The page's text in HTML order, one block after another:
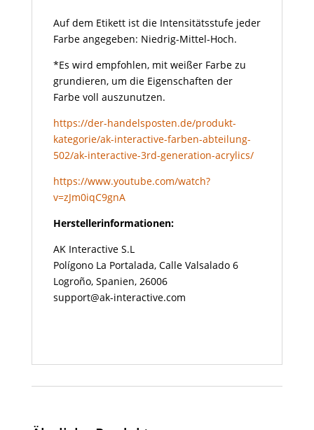
Auf dem Etikett ist die Intensitätsstufe jeder
Farbe angegeben: Niedrig-Mittel-Hoch.
*Es wird empfohlen, mit weißer Farbe zu
grundieren, um die Eigenschaften der
Farbe voll auszunutzen.
https://der-handelsposten.de/produkt-
kategorie/ak-interactive-farben-abteilung-
502/ak-interactive-3rd-generation-acrylics/
https://www.youtube.com/watch?
v=zJm0iqC9gnA
Herstellerinformationen:
AK Interactive S.L
Polígono La Portalada, Calle Valsalado 6
Logroño, Spanien, 26006
support@ak-interactive.com